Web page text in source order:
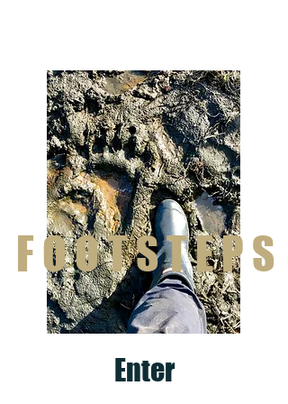
Enter
F O O T S T E P S